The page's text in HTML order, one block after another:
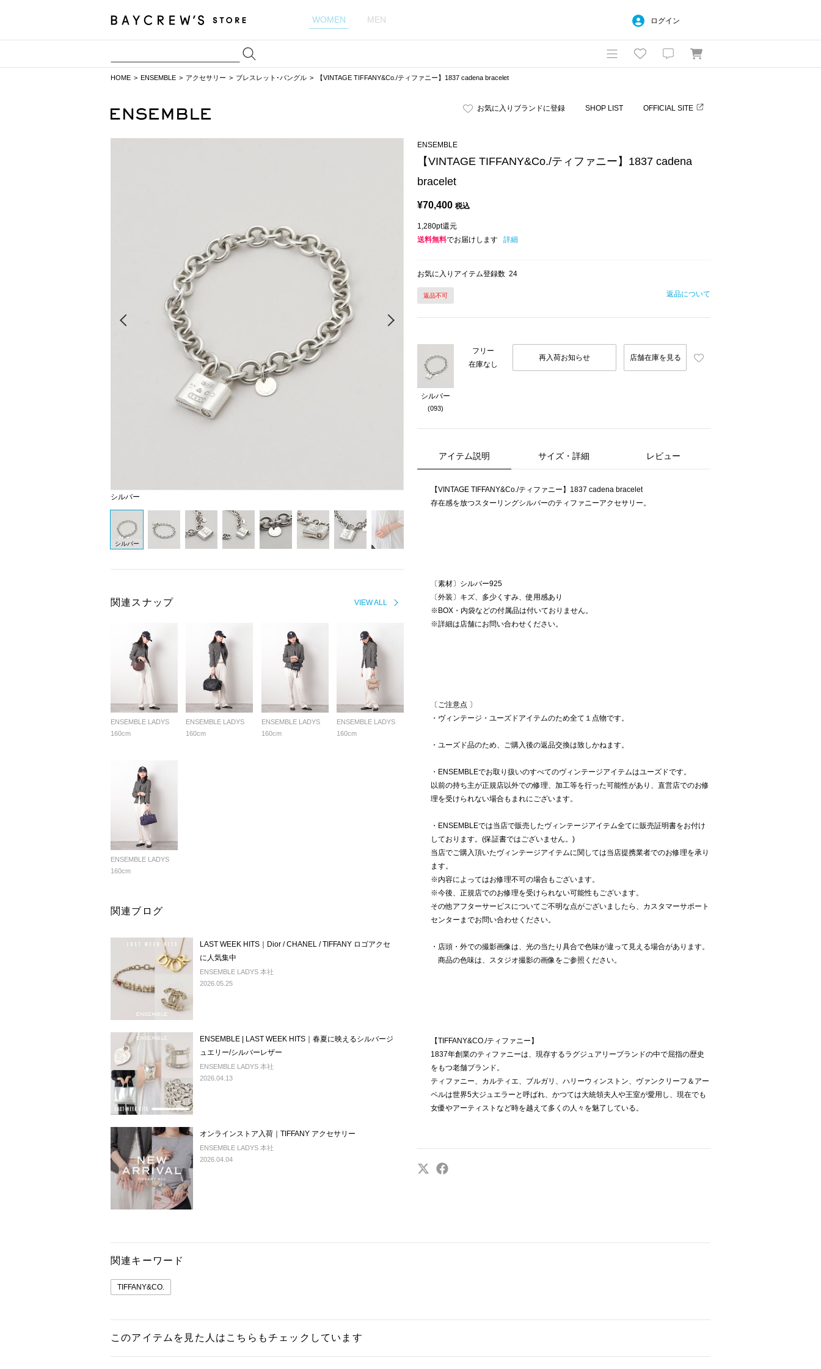
WOMEN MEN ログイン
HOME ENSEMBLE アクセサリー ブレスレット･バングル 【VINTAGE TIFFANY&Co./ティファニー】1837 cadena bracelet
お気に入りブランドに登録 SHOP LIST OFFICIAL SITE
シルバー
シルバー
VIEW ALL
関連スナップ
ENSEMBLE LADYS
160cm
ENSEMBLE LADYS
160cm
ENSEMBLE LADYS
160cm
ENSEMBLE LADYS
160cm
ENSEMBLE LADYS
160cm
関連ブログ
LAST WEEK HITS｜Dior / CHANEL / TIFFANY ロゴアクセ
に人気集中
ENSEMBLE LADYS 本社
2026.05.25
ENSEMBLE | LAST WEEK HITS｜春夏に映えるシルバージ
ュエリー/シルバーレザー
ENSEMBLE LADYS 本社
2026.04.13
オンラインストア入荷｜TIFFANY アクセサリー
ENSEMBLE LADYS 本社
2026.04.04
ENSEMBLE
【VINTAGE TIFFANY&Co./ティファニー】1837 cadena
bracelet
¥70,400 税込
1,280pt還元
送料無料でお届けします 詳細
お気に入りアイテム登録数 24
返品不可 返品について
シルバー
(093)
フリー
在庫なし
再入荷お知らせ 店舗在庫を見る
アイテム説明 サイズ・詳細 レビュー
【VINTAGE TIFFANY&Co./ティファニー】1837 cadena bracelet
存在感を放つスターリングシルバーのティファニーアクセサリー。
〔素材〕シルバー925
〔外装〕キズ、多少くすみ、使用感あり
※BOX・内袋などの付属品は付いておりません。
※詳細は店舗にお問い合わせください。
〔ご注意点 〕
・ヴィンテージ・ユーズドアイテムのため全て１点物です。
・ユーズド品のため、ご購入後の返品交換は致しかねます。
・ENSEMBLEでお取り扱いのすべてのヴィンテージアイテムはユーズドです。
以前の持ち主が正規店以外での修理、加工等を行った可能性があり、直営店でのお修
理を受けられない場合もまれにございます。
・ENSEMBLEでは当店で販売したヴィンテージアイテム全てに販売証明書をお付け
しております。(保証書ではございません。)
当店でご購入頂いたヴィンテージアイテムに関しては当店提携業者でのお修理を承り
ます。
※内容によってはお修理不可の場合もございます。
※今後、正規店でのお修理を受けられない可能性もございます。
その他アフターサービスについてご不明な点がございましたら、カスタマーサポート
センターまでお問い合わせください。
・店頭・外での撮影画像は、光の当たり具合で色味が違って見える場合があります。
商品の色味は、スタジオ撮影の画像をご参照ください。
【TIFFANY&CO./ティファニー】
1837年創業のティファニーは、現存するラグジュアリーブランドの中で屈指の歴史
をもつ老舗ブランド。
ティファニー、カルティエ、ブルガリ、ハリーウィンストン、ヴァンクリーフ＆アー
ペルは世界5大ジュエラーと呼ばれ、かつては大統領夫人や王室が愛用し、現在でも
女優やアーティストなど時を越えて多くの人々を魅了している。
関連キーワード
TIFFANY&CO.
このアイテムを見た人はこちらもチェックしています